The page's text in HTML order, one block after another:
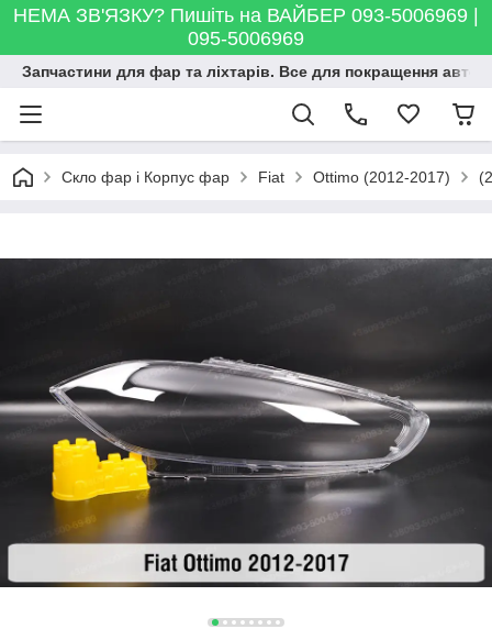
НЕМА ЗВ'ЯЗКУ? Пишіть на ВАЙБЕР 093-5006969 |
095-5006969
Запчастини для фар та ліхтарів. Все для покращення
Скло фар і Корпус фар Fiat Ottimo (2012-2017)